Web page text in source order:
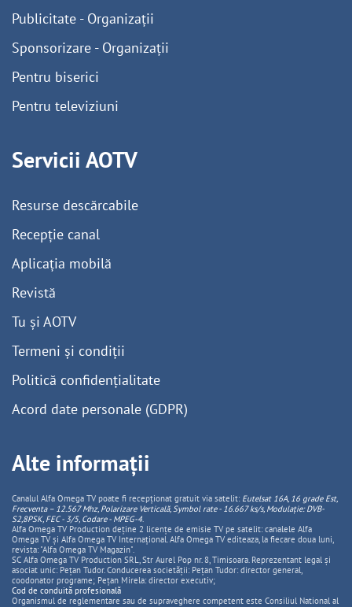
Publicitate - Organizații
Sponsorizare - Organizații
Pentru biserici
Pentru televiziuni
Servicii AOTV
Resurse descărcabile
Recepție canal
Aplicația mobilă
Revistă
Tu și AOTV
Termeni și condiții
Politică confidențialitate
Acord date personale (GDPR)
Alte informații
Canalul Alfa Omega TV poate fi recepționat gratuit via satelit: Eutelsat 16A, 16 grade Est,
Frecventa – 12.567 Mhz, PolarizareVerticală, Symbol rate - 16.667 ks/s, Modulație: DVB-
S2,8PSK, FEC - 3/5, Codare - MPEG-4.
Alfa Omega TV Production deține 2 licențe de emisie TV pe satelit: canalele Alfa
Omega TV și Alfa Omega TV Internațional. Alfa Omega TV editeaza, la fiecare doua luni,
revista: "Alfa Omega TV Magazin".
SC Alfa Omega TV Production SRL, Str Aurel Pop nr. 8, Timisoara. Reprezentant legal și
asociat unic: Pețan Tudor. Conducerea societății: Pețan Tudor: director general,
coodonator programe; Pețan Mirela: director executiv;
Cod de conduită profesională
Organismul de reglementare sau de supraveghere competent este Consiliul National al